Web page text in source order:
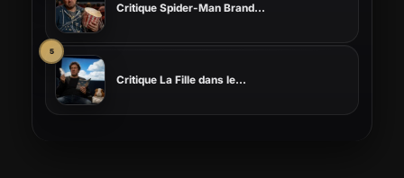
Critique Spider-Man Brand...
Critique La Fille dans le...